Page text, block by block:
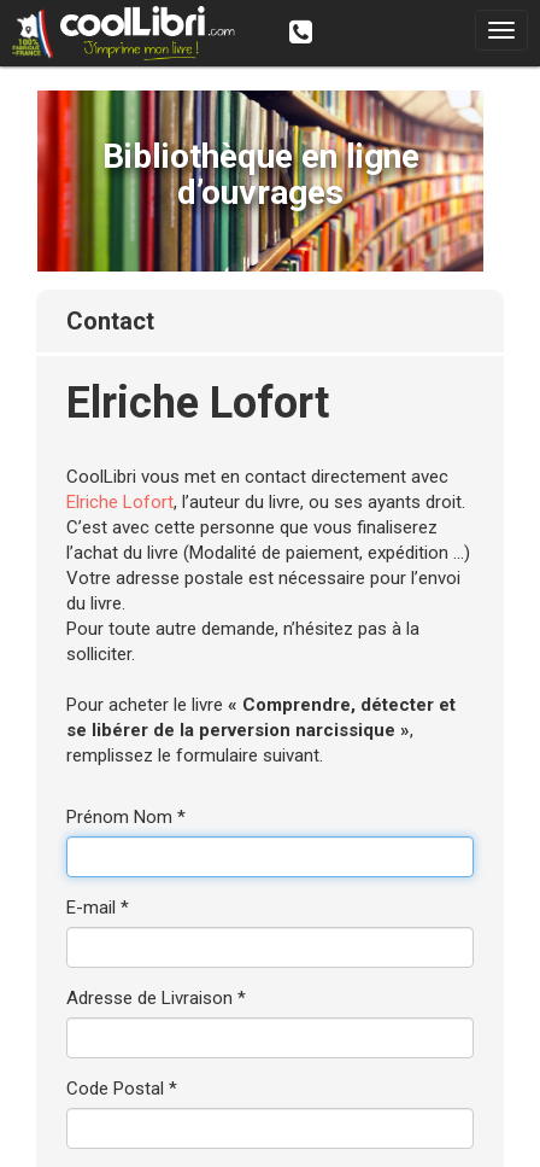
Bibliothèque en ligne
d’ouvrages
contact
Elriche Lofort
CoolLibri vous met en contact directement avec
Elriche Lofort, l’auteur du livre, ou ses ayants droit.
C’est avec cette personne que vous finaliserez
l’achat du livre (Modalité de paiement, expédition ...)
Votre adresse postale est nécessaire pour l’envoi
du livre.
Pour toute autre demande, n’hésitez pas à la
solliciter.
Pour acheter le livre « Comprendre, détecter et
se libérer de la perversion narcissique »,
remplissez le formulaire suivant.
Prénom Nom *
E-mail *
Adresse de Livraison *
Code Postal *